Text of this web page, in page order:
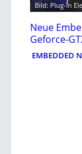
Bild: Plug-In
Neue
Geforce-
EMBEDDED